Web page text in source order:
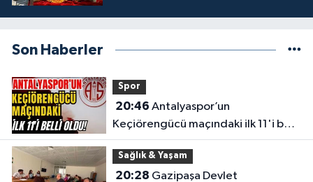
Son Haberler
Spor
20:46
Keçiörengücü maçındaki ilk 11'i belli
oldu!
Sağlık & Yaşam
20:28